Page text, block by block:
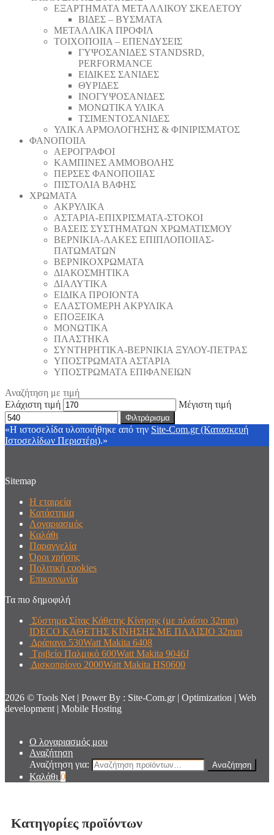
ΕΞΑΡΤΗΜΑΤΑ ΜΕΤΑΛΛΙΚΟΥ ΣΚΕΛΕΤΟΥ
ΒΙΔΕΣ – ΒΥΣΜΑΤΑ
ΜΕΤΑΛΛΙΚΑ ΠΡΟΦΙΛ
ΤΟΙΧΟΠΟΙΙΑ – ΕΠΕΝΔΥΣΕΙΣ
ΓΥΨΟΣΑΝΙΔΕΣ STANDSRD,
PERFORMANCE
ΕΙΔΙΚΕΣ ΣΑΝΙΔΕΣ
ΘΥΡΙΔΕΣ
ΙΝΟΓΥΨΟΣΑΝΙΔΕΣ
ΜΟΝΩΤΙΚΑ ΥΛΙΚΑ
ΤΣΙΜΕΝΤΟΣΑΝΙΔΕΣ
ΥΛΙΚΑ ΑΡΜΟΛΟΓΗΣΗΣ & ΦΙΝΙΡΙΣΜΑΤΟΣ
ΦΑΝΟΠΟΙΙΑ
ΑΕΡΟΓΡΑΦΟΙ
ΚΑΜΠΙΝΕΣ ΑΜΜΟΒΟΛΗΣ
ΠΕΡΣΕΣ ΦΑΝΟΠΟΙΙΑΣ
ΠΙΣΤΟΛΙΑ ΒΑΦΗΣ
ΧΡΩΜΑΤΑ
ΑΚΡΥΛΙΚΑ
ΑΣΤΑΡΙΑ-ΕΠΙΧΡΙΣΜΑΤΑ-ΣΤΟΚΟΙ
ΒΑΣΕΙΣ ΣΥΣΤΗΜΑΤΩΝ ΧΡΩΜΑΤΙΣΜΟΥ
ΒΕΡΝΙΚΙΑ-ΛΑΚΕΣ ΕΠΙΠΛΟΠΟΙΙΑΣ-
ΠΑΤΩΜΑΤΩΝ
ΒΕΡΝΙΚΟΧΡΩΜΑΤΑ
ΔΙΑΚΟΣΜΗΤΙΚΑ
ΔΙΑΛΥΤΙΚΑ
ΕΙΔΙΚΑ ΠΡΟΙΟΝΤΑ
ΕΛΑΣΤΟΜΕΡΗ ΑΚΡΥΛΙΚΑ
ΕΠΟΞΕΙΚΑ
ΜΟΝΩΤΙΚΑ
ΠΛΑΣΤΗΚΑ
ΣΥΝΤΗΡΗΤΙΚΑ-ΒΕΡΝΙΚΙΑ ΞΥΛΟΥ-ΠΕΤΡΑΣ
ΥΠΟΣΤΡΩΜΑΤΑ ΑΣΤΑΡΙΑ
ΥΠΟΣΤΡΩΜΑΤΑ ΕΠΙΦΑΝΕΙΩΝ
Αναζήτηση με τιμή
Ελάχιστη τιμή
Μέγιστη τιμή
Φιλτράρισμα
«Η ιστοσελίδα υλοποιήθηκε από την Site-Com.gr (Κατασκευή
Ιστοσελίδων Περιστέρι).»
Sitemap
Η εταιρεία
Κατάστημα
Λογαριασμός
Καλάθι
Παραγγελία
Όροι χρήσης
Πολιτική cookies
Επικοινωνία
Τα πιο δημοφιλή
Σύστημα Σίτας Κάθετης Κίνησης (με πλαίσιο 32mm)
IDECO ΚΑΘΕΤΗΣ ΚΙΝΗΣΗΣ ΜΕ ΠΛΑΙΣΙΟ 32mm
Δράπανο 530Watt Makita 6408
Τριβείο Παλμικό 600Watt Makita 9046J
Δισκοπρίονο 2000Watt Makita HS0600
2026 © Tools Net | Power By : Site-Com.gr | Optimization | Web
development | Mobile Hosting
Ο λογαριασμός μου
Αναζήτηση
Αναζήτηση για:
Αναζήτηση
Καλάθι 0
Κατηγορίες προϊόντων